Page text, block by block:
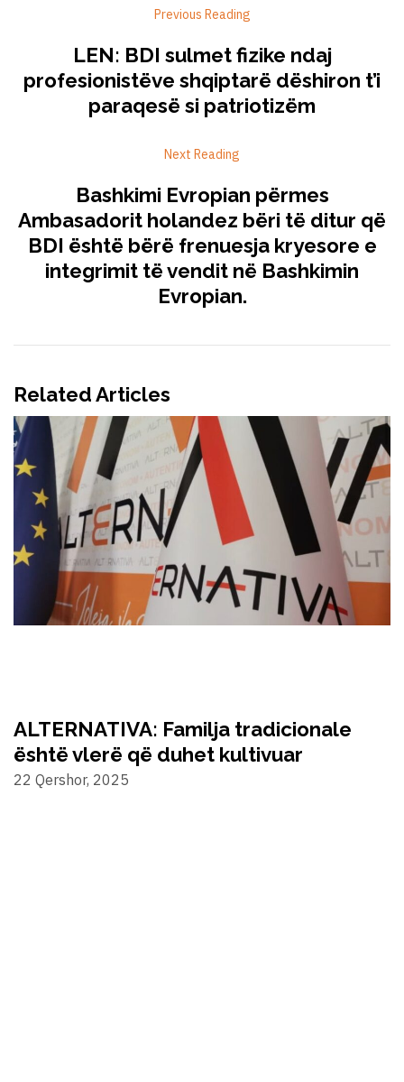
Previous Reading
LEN: BDI sulmet fizike ndaj
profesionistëve shqiptarë dëshiron t’i
paraqesë si patriotizëm
Next Reading
Bashkimi Evropian përmes
Ambasadorit holandez bëri të ditur që
BDI është bërë frenuesja kryesore e
integrimit të vendit në Bashkimin
Evropian.
Related Articles
ALTERNATIVA: Familja tradicionale
është vlerë që duhet kultivuar
22 Qershor, 2025